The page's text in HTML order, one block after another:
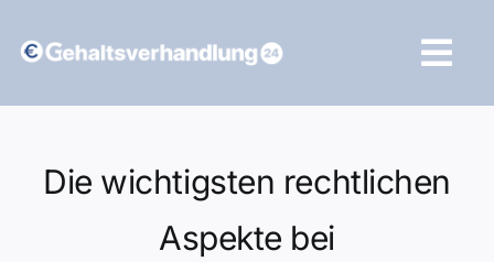
Inhalt
Die wichtigsten rechtlichen
Aspekte bei